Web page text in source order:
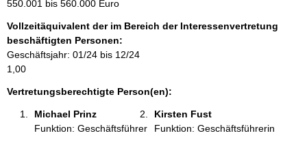
e
n
:
r
m
a
t
i
550.001 bis 560.000 Euro
Vollzeitäquivalent der im Bereich der Interessenvertretung
beschäftigten Personen:
Geschäftsjahr: 01/24 bis 12/24
1,00
Vertretungsberechtigte Person(en):
Michael Prinz
Funktion: Geschäftsführer
Kirsten Fust
Funktion: Geschäftsführerin